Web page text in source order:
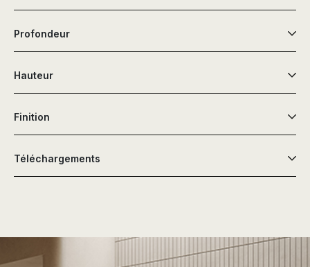
Profondeur
Hauteur
Finition
Téléchargements